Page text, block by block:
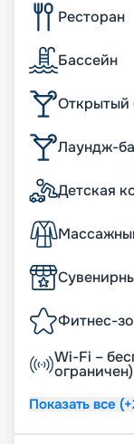
Ресторан
Бассейн
Открытый
Лаундж-
Детская
Фитнес-
Wi-Fi –
ограничен)
Показать все